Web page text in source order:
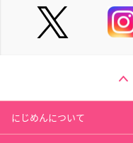
にじめんについて